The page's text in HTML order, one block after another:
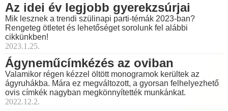
Az idei év legjobb gyerekzsúrjai
Mik lesznek a trendi szülinapi parti-témák 2023-ban?
Rengeteg ötletet és lehetőséget sorolunk fel alábbi
cikkünkben!
2023.1.25.
Ágyneműcímkézés az oviban
Valamikor régen kézzel öltött monogramok kerültek az
ágyruhákba. Mára ez megváltozott, a gyorsan felhelyezhető
ovis címkék nagyban megkönnyítették munkánkat.
2022.12.2.